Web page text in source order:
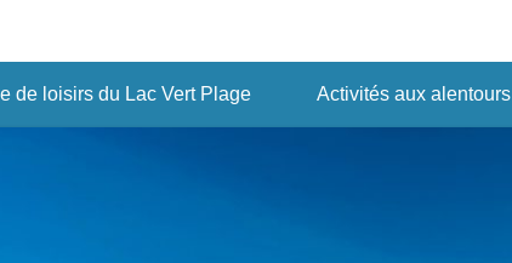
de loisirs du Lac Vert Plage Activités aux alentours